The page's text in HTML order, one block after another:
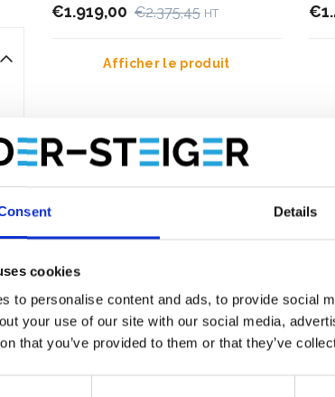
Details
cookies
to personalise content and ads, to provide social
your use of our site with our social media,
that you’ve provided to them or that they’ve
€1.919,00 €2.375,45 HT
Afficher le produit
cm de largeur